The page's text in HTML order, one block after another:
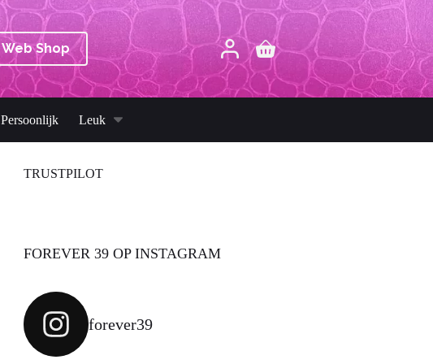
Web Shop Winkelwagen
Persoonlijk Leuk
TRUSTPILOT
FOREVER 39 OP INSTAGRAM
forever39